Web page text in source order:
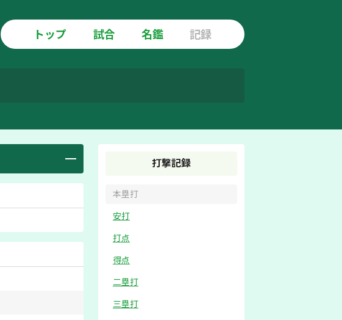
トップ 試合 名鑑 記録
打撃記録
本塁打
安打
打点
得点
二塁打
三塁打